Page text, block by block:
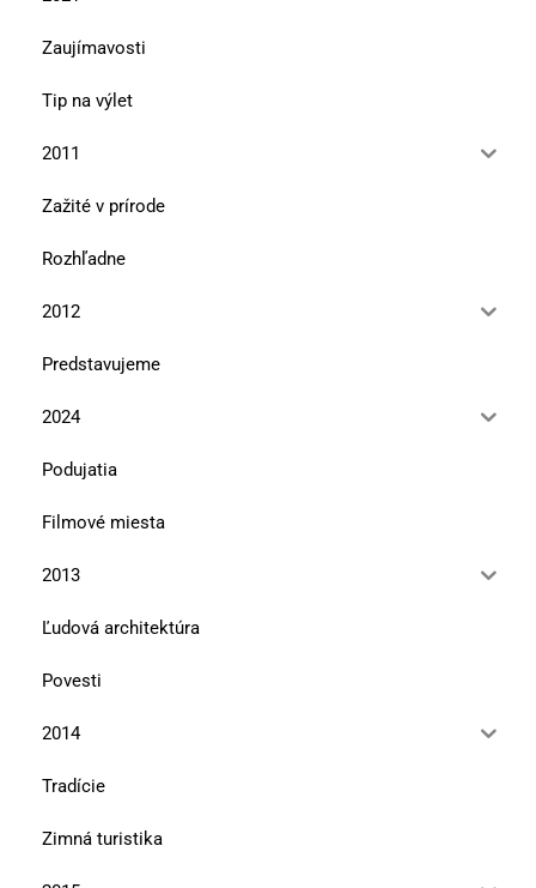
Zaujímavosti
Tip na výlet
2011
Zažité v prírode
Rozhľadne
2012
Predstavujeme
2024
Podujatia
Filmové miesta
2013
Ľudová architektúra
Povesti
2014
Tradície
Zimná turistika